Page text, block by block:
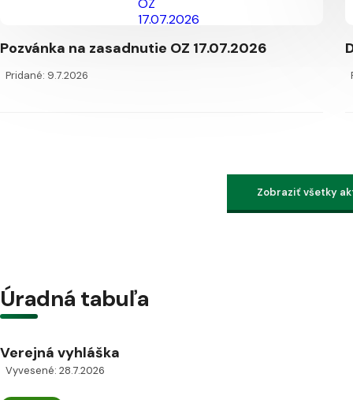
Pozvánka na zasadnutie OZ 17.07.2026
Pridané: 9.7.2026
Zobraziť všetky
Úradná tabuľa
Verejná vyhláška
Vyvesené: 28.7.2026